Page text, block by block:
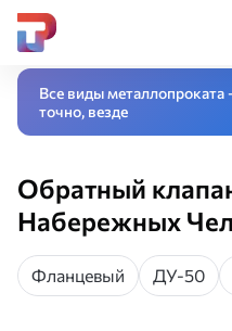
Главная
Все виды металлопроката
точно, везде
Обратный
Набережных
Фланцевый ДУ-50